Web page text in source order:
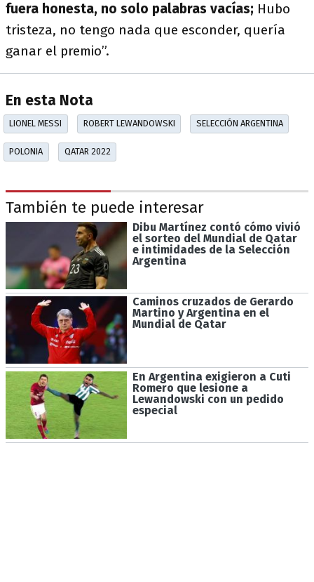
fuera honesta, no solo palabras vacías; Hubo
tristeza, no tengo nada que esconder, quería
ganar el premio”.
En esta Nota
LIONEL MESSI ROBERT LEWANDOWSKI SELECCIÓN ARGENTINA
POLONIA QATAR 2022
También te puede interesar
Dibu Martínez contó cómo vivió
el sorteo del Mundial de Qatar
e intimidades de la Selección
Argentina
Caminos cruzados de Gerardo
Martino y Argentina en el
Mundial de Qatar
En Argentina exigieron a Cuti
Romero que lesione a
Lewandowski con un pedido
especial